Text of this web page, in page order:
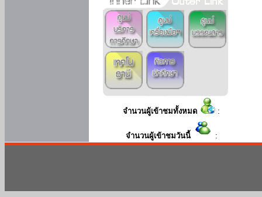
จำนวนผู้เข้าชมทั้งหมด :
จำนวนผู้เข้าชมวันนี้ :